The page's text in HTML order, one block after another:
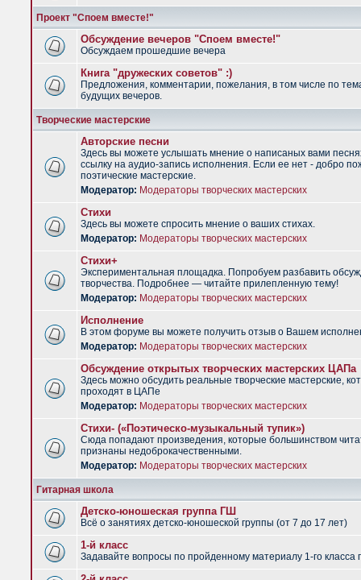
Проект "Споем вместе!"
Обсуждение вечеров "Споем вместе!"
Обсуждаем прошедшие вечера
Книга "дружеских советов" :)
Предложения, комментарии, пожелания, в том числе по
будущих вечеров.
Творческие мастерские
Авторские песни
Здесь вы можете услышать мнение о написаных вами
ссылку на аудио-запись исполнения. Если ее нет - добро
поэтические мастерские.
Модератор: Модераторы творческих мастерских
Стихи
Здесь вы можете спросить мнение о ваших стихах.
Модератор: Модераторы творческих мастерских
Стихи+
Экспериментальная площадка. Попробуем разбавить
творчества. Подробнее — читайте прилепленную тему!
Модератор: Модераторы творческих мастерских
Исполнение
В этом форуме вы можете получить отзыв о Вашем
Модератор: Модераторы творческих мастерских
Обсуждение открытых творческих мастерских ЦАПа
Здесь можно обсудить реальные творческие мастерские,
проходят в ЦАПе
Модератор: Модераторы творческих мастерских
Стихи- («Поэтическо-музыкальный тупик»)
Сюда попадают произведения, которые большинством
признаны недоброкачественными.
Модератор: Модераторы творческих мастерских
Гитарная школа
Детско-юношеская группа ГШ
Всё о занятиях детско-юношеской группы (от 7 до 17 лет)
1-й класс
Задавайте вопросы по пройденному материалу 1-го класса